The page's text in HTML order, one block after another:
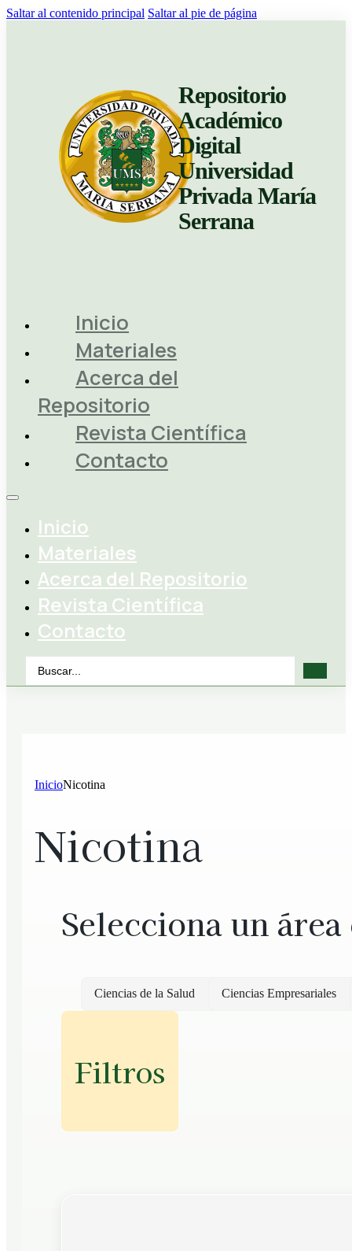
Saltar al contenido principal Saltar al pie de página
Repositorio
Académico
Digital
Universidad
Privada María
Serrana
Inicio
Materiales
Acerca del
Repositorio
Revista Científica
Contacto
Inicio
Materiales
Acerca del Repositorio
Revista Científica
Contacto
InicioNicotina
Nicotina
Selecciona un
Ciencias de la Salud Ciencias Empresariales
Filtros